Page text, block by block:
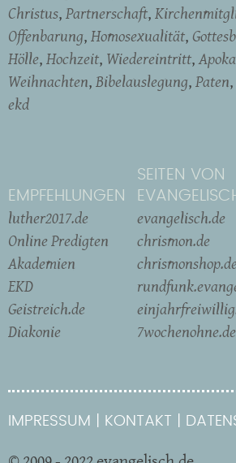
Christus Partnerschaft
Offenbarung Homosexualität
Hölle Hochzeit Wiedereintritt
Weihnachten Bibelauslegung Paten
ekd
EMPFEHLUNGEN
luther2017.de
Online Predigten
Akademien
EKD
Geistreich.de
Diakonie
SEITEN VON
evangelisch.de
chrismon.de
7wochenohne.de
IMPRESSUM KONTAKT